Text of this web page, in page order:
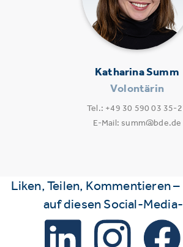
Katharina Summ
Volontärin
Tel.: +49 30 590 03 35-
E-Mail: summ@bde.de
Liken, Teilen, Kommentieren –
auf diesen Social-